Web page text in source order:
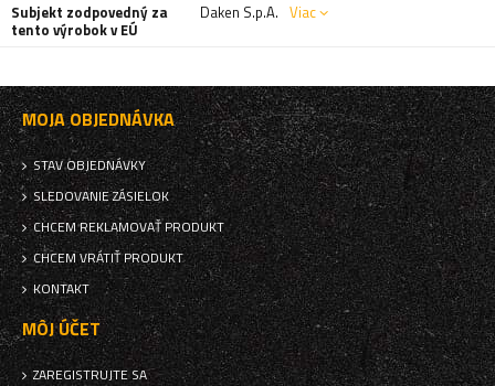
Subjekt zodpovedný za
tento výrobok v EÚ
Daken S.p.A. Viac
MOJA OBJEDNÁVKA
STAV OBJEDNÁVKY
SLEDOVANIE ZÁSIELOK
CHCEM REKLAMOVAŤ PRODUKT
CHCEM VRÁTIŤ PRODUKT
KONTAKT
MÔJ ÚČET
ZAREGISTRUJTE SA